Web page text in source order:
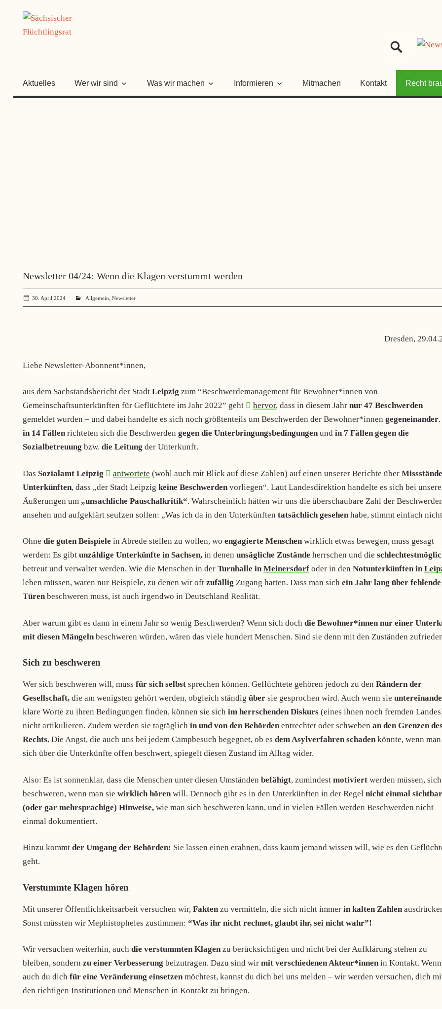
springen
Aktuelles Wer wir sind Was wir machen Informieren Mitmachen Kontakt Recht
Newsletter 04/24: Wenn die Klagen verstummt werden
30. April 2024 administrator
Allgemein ,Newsletter
Dresden,
Liebe Newsletter-Abonnent*innen,
aus dem Sachstandsbericht der Stadt Leipzig zum “Beschwerdemanagement für Bewohner*innen von
Gemeinschaftsunterkünften für Geflüchtete im Jahr 2022” geht hervor, dass in diesem Jahrnur 47 Beschwerden
gemeldet wurden – und dabei handelte es sich noch größtenteils um Beschwerden der Bewohner*innen gegeneinander
in 14 Fällenrichteten sich die Beschwerden gegen die Unterbringungsbedingungenund in 7 Fällen gegen die
Sozialbetreuung bzw. die Leitung der Unterkunft.
Das Sozialamt Leipzig antwortete (wohl auch mit Blick auf diese Zahlen) auf einen unserer Berichte über
Unterkünften, dass „der Stadt Leipzig keine Beschwerden vorliegen“. Laut Landesdirektion handelte es sich bei
Äußerungen um „unsachliche Pauschalkritik“. Wahrscheinlich hätten wir uns die überschaubare Zahl der
ansehen und aufgeklärt seufzen sollen: „Was ich da in den Unterkünften tatsächlich gesehen habe, stimmt einfach
Ohne die guten Beispiele in Abrede stellen zu wollen, wo engagierte Menschenwirklich etwas bewegen, muss gesagt
werden: Es gibt unzählige Unterkünfte in Sachsen, in denen unsägliche Zustände herrschen und die
betreut und verwaltet werden. Wie die Menschen in der Turnhalle in Meinersdorf oder in den Notunterkünften in
leben müssen, waren nur Beispiele, zu denen wir oft zufällig Zugang hatten. Dass man sich ein Jahr lang über fehlende
Türenbeschweren muss, ist auch irgendwo in Deutschland Realität.
Aber warum gibt es dann in einem Jahr so wenig Beschwerden? Wenn sich doch die Bewohner*innen nur einer
mit diesen Mängeln beschweren würden, wären das viele hundert Menschen. Sind sie denn mit den Zuständen
Sich zu beschweren
Wer sich beschweren will, muss für sich selbst sprechen können. Geflüchtete gehören jedoch zu den Rändern der
Gesellschaft, die am wenigsten gehört werden, obgleich ständig über sie gesprochen wird. Auch wenn sie
klare Worte zu ihren Bedingungen finden, können sie sich im herrschenden Diskurs (eines ihnen noch fremden
nicht artikulieren. Zudem werden sie tagtäglich in und von den Behördenentrechtet oder schweben an den Grenzen
Rechts. Die Angst, die auch uns bei jedem Campbesuch begegnet, ob es dem Asylverfahren schadenkönnte, wenn man
sich über die Unterkünfte offen beschwert, spiegelt diesen Zustand im Alltag wider.
Also: Es ist sonnenklar, dass die Menschen unter diesen Umständen befähigt, zumindest motiviert werden müssen,
beschweren, wenn man sie wirklich hören will. Dennoch gibt es in den Unterkünften in der Regel nicht einmal
(oder gar mehrsprachige) Hinweise, wie man sich beschweren kann, und in vielen Fällen werden Beschwerden nicht
einmal dokumentiert.
Hinzu kommt der Umgang der Behörden: Sie lassen einen erahnen, dass kaum jemand wissen will, wie es den
geht.
Verstummte Klagen hören
Mit unserer Öffentlichkeitsarbeit versuchen wir, Fakten zu vermitteln, die sich nicht immer in kalten Zahlen
Sonst müssten wir Mephistopheles zustimmen: “Was ihr nicht rechnet, glaubt ihr, sei nicht wahr”!
Wir versuchen weiterhin, auch die verstummten Klagenzu berücksichtigen und nicht bei der Aufklärung stehen zu
bleiben, sondern zu einer Verbesserung beizutragen. Dazu sind wir mit verschiedenen Akteur*innenin Kontakt. Wenn
auch du dich für eine Veränderung einsetzenmöchtest, kannst du dich bei uns melden – wir werden versuchen, dich
den richtigen Institutionen und Menschen in Kontakt zu bringen.